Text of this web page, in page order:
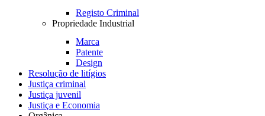
Registo Criminal
Propriedade Industrial
Marca
Patente
Design
Resolução de litígios
Justiça criminal
Justiça juvenil
Justiça e Economia